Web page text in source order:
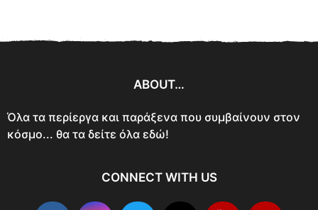
ABOUT…
Όλα τα περίεργα και παράξενα που συμβαίνουν στον
κόσμο... θα τα δείτε όλα εδώ!
CONNECT WITH US